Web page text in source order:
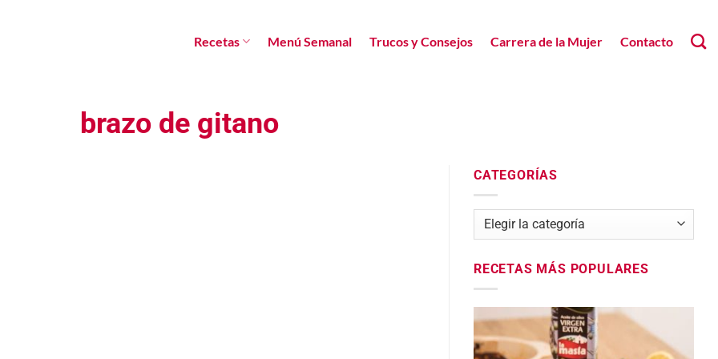
Recetas Menú Semanal Trucos y Consejos Carrera de la Mujer Contacto
brazo de gitano
CATEGORÍAS
Categorías
RECETAS MÁS POPULARES